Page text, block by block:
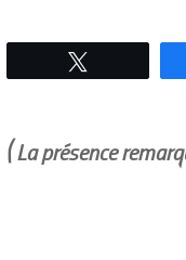
( La présence